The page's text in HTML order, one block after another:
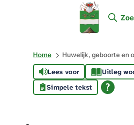
Mijn
Soest
Home Huwelijk, geboorte en
Lees voor
Uitleg
Simpele tekst